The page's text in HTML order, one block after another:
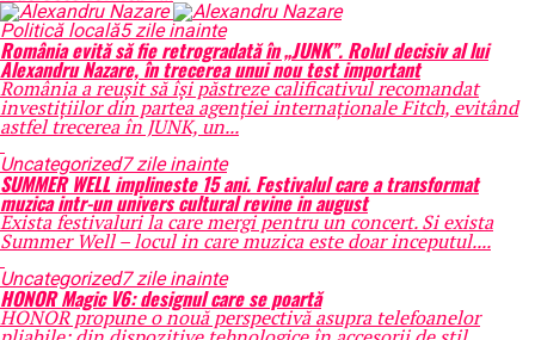
Politică locală5 zile inainte
România evită să fie retrogradată în „JUNK”. Rolul decisiv al lui
Alexandru Nazare, în trecerea unui nou test important
România a reușit să își păstreze calificativul recomandat
investițiilor din partea agenției internaționale Fitch, evitând
astfel trecerea în JUNK, un...
Uncategorized7 zile inainte
SUMMER WELL implineste 15 ani. Festivalul care a transformat
muzica intr-un univers cultural revine in august
Exista festivaluri la care mergi pentru un concert. Si exista
Summer Well – locul in care muzica este doar inceputul....
Uncategorized7 zile inainte
HONOR Magic V6: designul care se poartă
HONOR propune o nouă perspectivă asupra telefoanelor